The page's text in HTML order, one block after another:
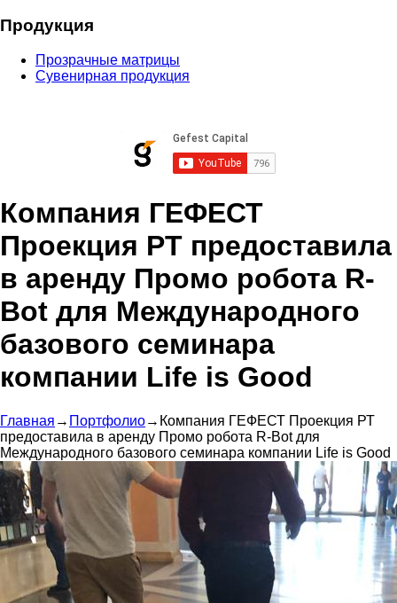
Продукция
Прозрачные матрицы
Сувенирная продукция
Компания ГЕФЕСТ
Проекция РТ предоставила
в аренду Промо робота R-
Bot для Международного
базового семинара
компании Life is Good
Главная → Портфолио→ Компания ГЕФЕСТ Проекция РТ
предоставила в аренду Промо робота R-Bot для
Международного базового семинара компании Life is Good